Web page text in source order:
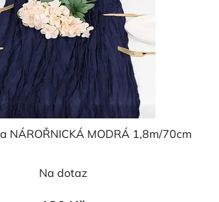
NÁROŘNICKÁ MODRÁ 1,8m/70cm
Na dotaz